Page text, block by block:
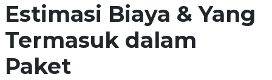
Estimasi Biaya & Yang
Termasuk dalam
Paket